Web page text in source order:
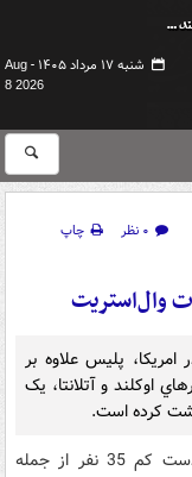
شنبه ۱۷ مرداد ۱۴۰۵ -
Aug
8 2026
۰ نظر
چاپ
وال‌استریت
پليس علاوه بر
اوکلند و آتلانتا، يک
کرده است.
به گزارش مشرق به نقل از خبرگزاري آلمان، دست کم 35 نفر از جمله